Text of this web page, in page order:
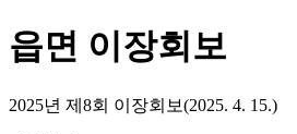
읍면 이장회보
2025년 제8회 이장회보(2025. 4. 15.)